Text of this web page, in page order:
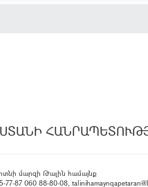
մարզի Թալին համայնք
060 88-80-08,